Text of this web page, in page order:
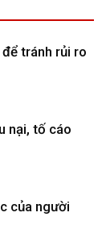
tránh rủi ro
nại, tố cáo
của người